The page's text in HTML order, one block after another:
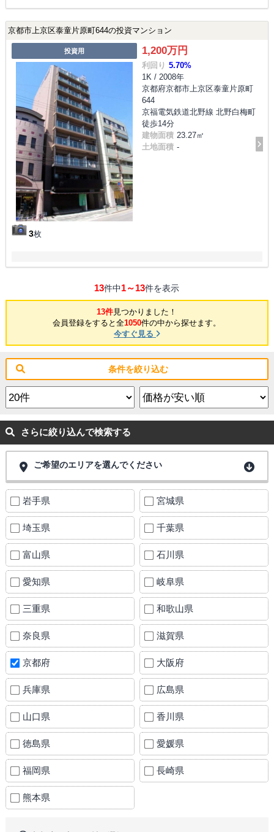
京都市上京区泰童片原町644の投資マンション
投資用
3枚
1,200万円
利回り 5.70%
1K / 2008年
京都府京都市上京区泰童片原町
644
京福電気鉄道北野線 北野白梅町
徒歩14分
建物面積 23.27㎡
土地面積 -
13件中1～13件を表示
13件見つかりました！
会員登録をすると全1050件の中から探せます。
今すぐ見る
条件を絞り込む
さらに絞り込んで検索する
ご希望のエリアを選んでください
岩手県 宮城県
埼玉県 千葉県
富山県 石川県
愛知県 岐阜県
三重県 和歌山県
奈良県 滋賀県
京都府 大阪府
兵庫県 広島県
山口県 香川県
徳島県 愛媛県
福岡県 長崎県
熊本県